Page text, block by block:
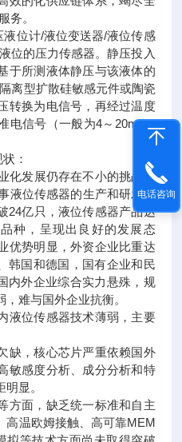
务。
位计/液位变送器/液位传感
位的压力传感器。静压投入
于所测液体静压与该液体的
离型扩散硅敏感元件或陶瓷
转换为电信号，再经过温度
电信号（一般为4～20mA/1
：
化发展仍存在不小的挑战。
液位传感器的生产和研发的
24亿只，液位传感器产品达
种，呈现出良好的发展态
优势明显，外资企业比重达
韩国和德国，国有企业和民
内外企业综合实力悬殊，规
难与国外企业抗衡。
液位传感器技术薄弱，主要
缺，核心芯片严重依赖国外
敏感度分析、成分分析和特
显。
方面，缺乏统一标准和自主
高温欧姆接触、高可靠MEM
电话咨询